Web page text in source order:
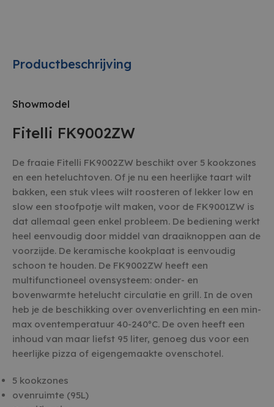
Productbeschrijving
Showmodel
Fitelli FK9002ZW
De fraaie Fitelli FK9002ZW beschikt over 5 kookzones
en een heteluchtoven. Of je nu een heerlijke taart wilt
bakken, een stuk vlees wilt roosteren of lekker low en
slow een stoofpotje wilt maken, voor de FK9001ZW is
dat allemaal geen enkel probleem. De bediening werkt
heel eenvoudig door middel van draaiknoppen aan de
voorzijde. De keramische kookplaat is eenvoudig
schoon te houden. De FK9002ZW heeft een
multifunctioneel ovensysteem: onder- en
bovenwarmte hetelucht circulatie en grill. In de oven
heb je de beschikking over ovenverlichting en een min-
max oventemperatuur 40-240ºC. De oven heeft een
inhoud van maar liefst 95 liter, genoeg dus voor een
heerlijke pizza of eigengemaakte ovenschotel.
5 kookzones
ovenruimte (95L)